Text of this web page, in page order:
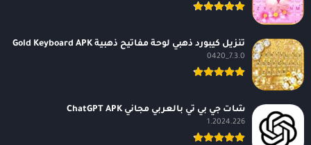
تنزيل كيبورد ذهبي لوحة مفاتيح ذهبية Gold Keyboard APK
7.3.0_0420
شات جي بي تي بالعربي مجاني ChatGPT APK
1.2024.226